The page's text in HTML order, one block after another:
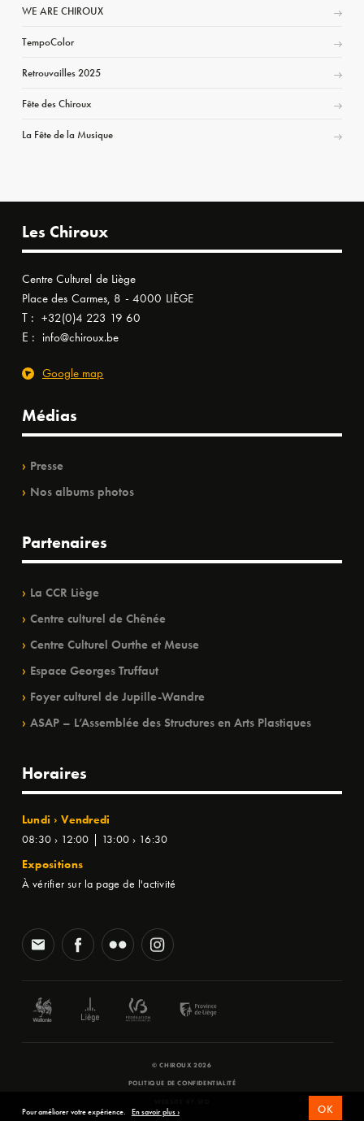
WE ARE CHIROUX
TempoColor
Retrouvailles 2025
Fête des Chiroux
La Fête de la Musique
Les Chiroux
Centre Culturel de Liège
Place des Carmes, 8 - 4000 LIÈGE
T : +32(0)4 223 19 60
E : info@chiroux.be
Google map
Médias
Presse
Nos albums photos
Partenaires
La CCR Liège
Centre culturel de Chênée
Centre Culturel Ourthe et Meuse
Espace Georges Truffaut
Foyer culturel de Jupille-Wandre
ASAP – L’Assemblée des Structures en Arts Plastiques
Horaires
Lundi › Vendredi
08:30 › 12:00 | 13:00 › 16:30
Expositions
À vérifier sur la page de l'activité
© CHIROUX 2026
POLITIQUE DE CONFIDENTIALITÉ
Pour améliorer votre expérience. En savoir plus › OK